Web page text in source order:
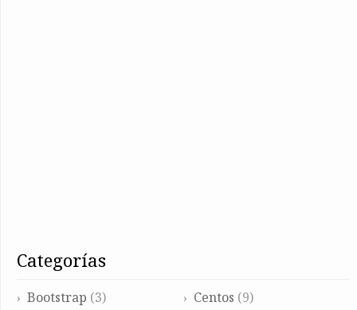
categorías
Bootstrap (3) Centos (9)